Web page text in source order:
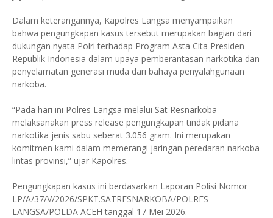
Dalam keterangannya, Kapolres Langsa menyampaikan
bahwa pengungkapan kasus tersebut merupakan bagian dari
dukungan nyata Polri terhadap Program Asta Cita Presiden
Republik Indonesia dalam upaya pemberantasan narkotika dan
penyelamatan generasi muda dari bahaya penyalahgunaan
narkoba.
“Pada hari ini Polres Langsa melalui Sat Resnarkoba
melaksanakan press release pengungkapan tindak pidana
narkotika jenis sabu seberat 3.056 gram. Ini merupakan
komitmen kami dalam memerangi jaringan peredaran narkoba
lintas provinsi,” ujar Kapolres.
Pengungkapan kasus ini berdasarkan Laporan Polisi Nomor
LP/A/37/V/2026/SPKT.SATRESNARKOBA/POLRES
LANGSA/POLDA ACEH tanggal 17 Mei 2026.